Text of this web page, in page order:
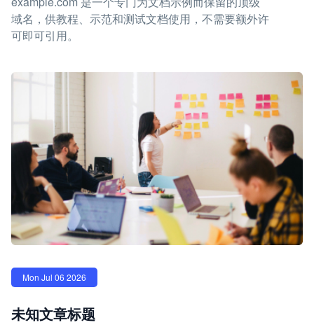
域名，供教程、示范和测试文档使用，不需要额外许
可即可引用。
Mon Jul 06 2026
未知文章标题